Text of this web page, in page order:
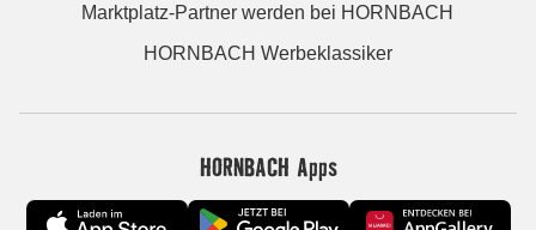
Marktplatz-Partner werden bei HORNBACH
HORNBACH Werbeklassiker
HORNBACH Apps